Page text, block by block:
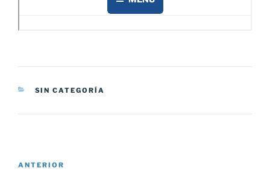
CATEGORÍAS
SIN CATEGORÍA
Navegación
Entrada
ANTERIOR